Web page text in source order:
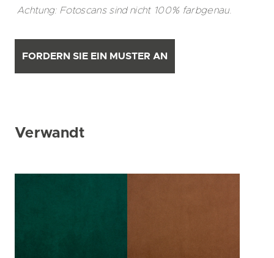
Achtung: Fotoscans sind nicht 100% farbgenau.
FORDERN SIE EIN MUSTER AN
Verwandt